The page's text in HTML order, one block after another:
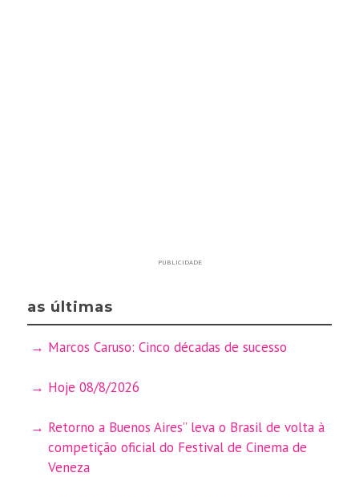
PUBLICIDADE
as últimas
Marcos Caruso: Cinco décadas de sucesso
Hoje 08/8/2026
Retorno a Buenos Aires” leva o Brasil de volta à
competição oficial do Festival de Cinema de
Veneza